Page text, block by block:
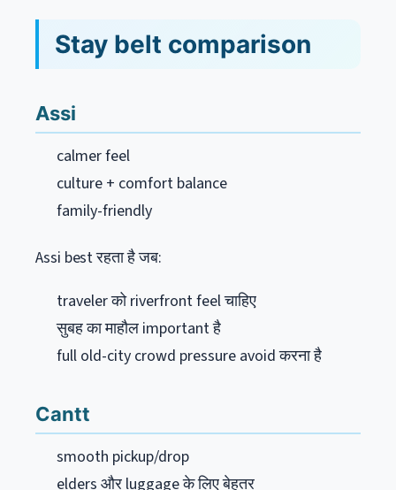
Stay belt comparison
Assi
calmer feel
culture + comfort balance
family-friendly
Assi best रहता है जब:
traveler को riverfront feel चाहिए
सुबह का माहौल important है
full old-city crowd pressure avoid करना है
Cantt
smooth pickup/drop
elders और luggage के लिए बेहतर